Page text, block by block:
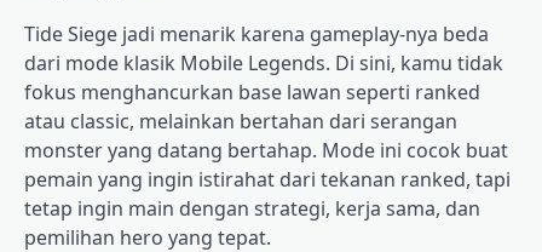
Tide Siege jadi menarik karena gameplay-nya beda
dari mode klasik Mobile Legends. Di sini, kamu tidak
fokus menghancurkan base lawan seperti ranked
atau classic, melainkan bertahan dari serangan
monster yang datang bertahap. Mode ini cocok buat
pemain yang ingin istirahat dari tekanan ranked, tapi
tetap ingin main dengan strategi, kerja sama, dan
pemilihan hero yang tepat.